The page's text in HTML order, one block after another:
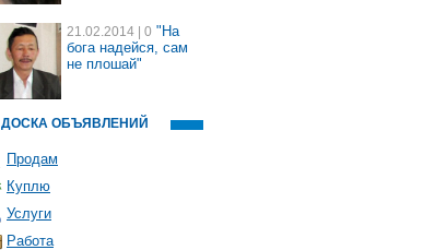
21.02.2014 | 0 "На
бога надейся, сам
не плошай"
ДОСКА ОБЪЯВЛЕНИЙ
Продам
Куплю
Услуги
Работа